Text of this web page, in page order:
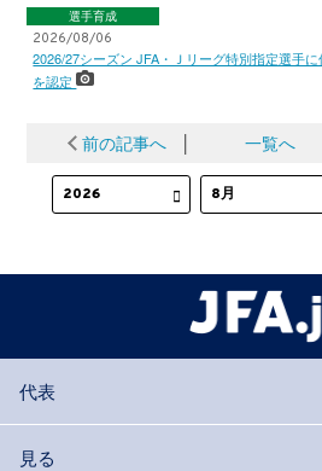
選手育成
2026/08/06
2026/27シーズン JFA・Ｊリーグ特別指定選手に
を認定
前の記事へ │ 一覧へ
代表
見る